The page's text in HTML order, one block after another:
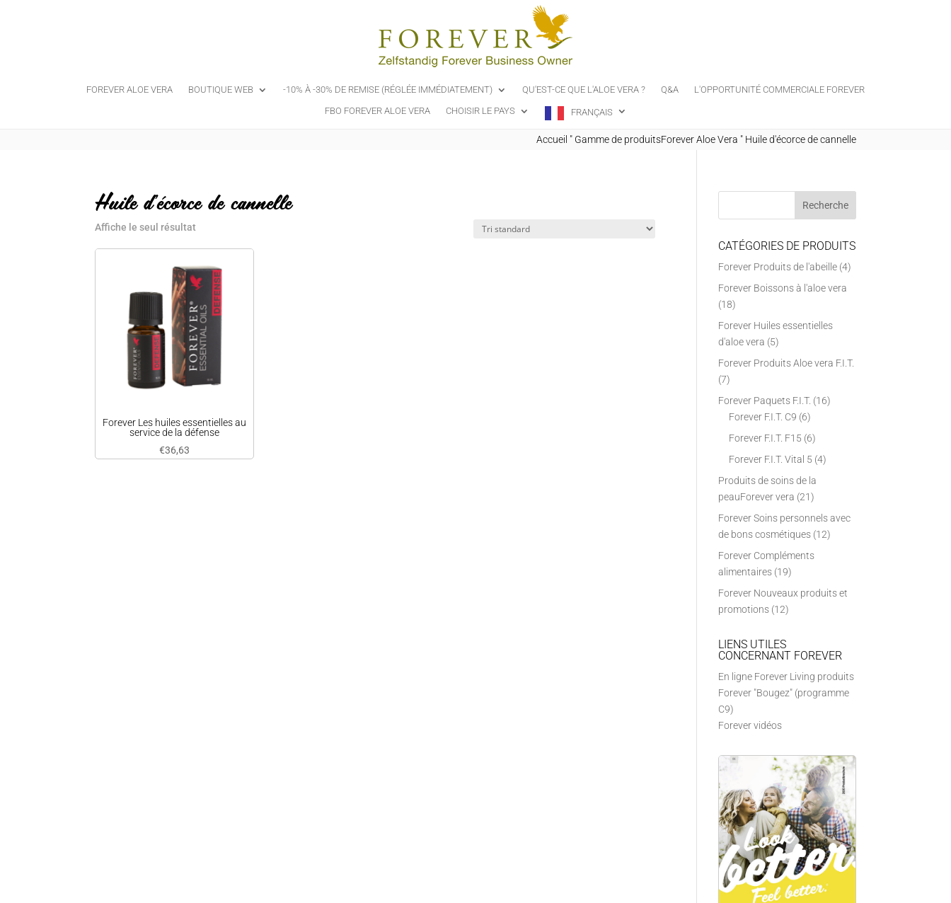
FOREVER ALOE VERA BOUTIQUE WEB -10% À -30% DE REMISE (RÉGLÉE IMMÉDIATEMENT) QU'EST-CE QUE L'ALOE VERA ? Q&A
L'OPPORTUNITÉ COMMERCIALE FOREVER
FBO FOREVER ALOE VERA
CHOISIR LE PAYS FRANÇAIS
Accueil " Gamme de produitsForever Aloe Vera " Huile d'écorce de cannelle
Huile d'écorce de cannelle
Affiche le seul résultat
Forever Les huiles essentielles au
service de la défense
€36,63
CATÉGORIES DE PRODUITS
Forever Produits de l'abeille (4)
Forever Boissons à l'aloe vera
(18)
Forever Huiles essentielles
d'aloe vera (5)
Forever Produits Aloe vera F.I.T.
(7)
Forever Paquets F.I.T. (16)
Forever F.I.T. C9 (6)
Forever F.I.T. F15 (6)
Forever F.I.T. Vital 5 (4)
Produits de soins de la
peauForever vera (21)
Forever Soins personnels avec
de bons cosmétiques (12)
Forever Compléments
alimentaires (19)
Forever Nouveaux produits et
promotions (12)
LIENS UTILES
CONCERNANT FOREVER
En ligne Forever Living produits
Forever "Bougez" (programme
C9)
Forever vidéos